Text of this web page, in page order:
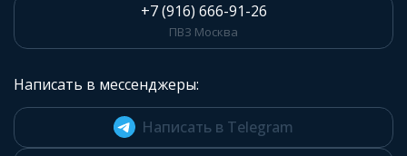
+7 (916) 666-91-26
ПВЗ Москва
Написать в мессенджеры:
Написать в Telegram